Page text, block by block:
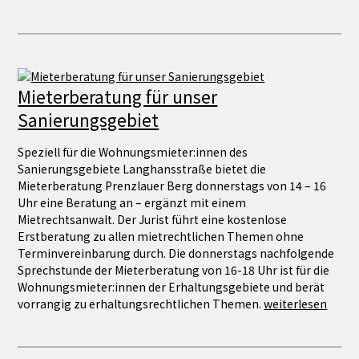
Mieterberatung für unser
Sanierungsgebiet
Speziell für die Wohnungsmieter:innen des
Sanierungsgebiete Langhansstraße bietet die
Mieterberatung Prenzlauer Berg donnerstags von 14 – 16
Uhr eine Beratung an – ergänzt mit einem
Mietrechtsanwalt. Der Jurist führt eine kostenlose
Erstberatung zu allen mietrechtlichen Themen ohne
Terminvereinbarung durch. Die donnerstags nachfolgende
Sprechstunde der Mieterberatung von 16-18 Uhr ist für die
Wohnungsmieter:innen der Erhaltungsgebiete und berät
vorrangig zu erhaltungsrechtlichen Themen.weiterlesen